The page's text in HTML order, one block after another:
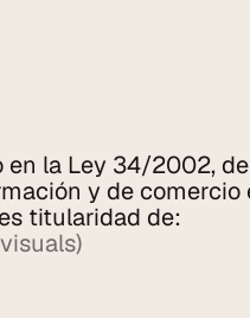
la Ley 34/2002, de
y de comercio
titularidad de: